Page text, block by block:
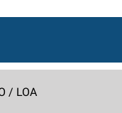
/ LOA